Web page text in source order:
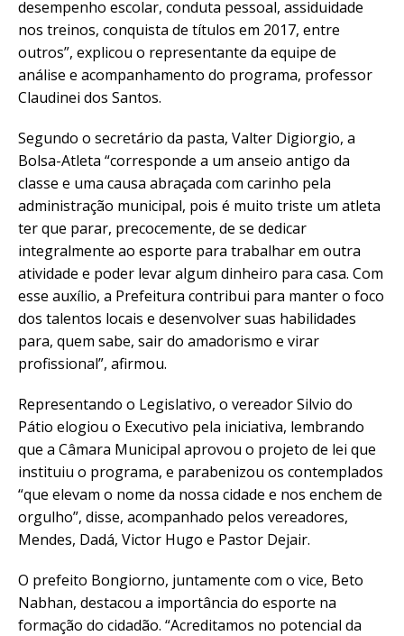
desempenho escolar, conduta pessoal, assiduidade
nos treinos, conquista de títulos em 2017, entre
outros”, explicou o representante da equipe de
análise e acompanhamento do programa, professor
Claudinei dos Santos.
Segundo o secretário da pasta, Valter Digiorgio, a
Bolsa-Atleta “corresponde a um anseio antigo da
classe e uma causa abraçada com carinho pela
administração municipal, pois é muito triste um atleta
ter que parar, precocemente, de se dedicar
integralmente ao esporte para trabalhar em outra
atividade e poder levar algum dinheiro para casa. Com
esse auxílio, a Prefeitura contribui para manter o foco
dos talentos locais e desenvolver suas habilidades
para, quem sabe, sair do amadorismo e virar
profissional”, afirmou.
Representando o Legislativo, o vereador Silvio do
Pátio elogiou o Executivo pela iniciativa, lembrando
que a Câmara Municipal aprovou o projeto de lei que
instituiu o programa, e parabenizou os contemplados
“que elevam o nome da nossa cidade e nos enchem de
orgulho”, disse, acompanhado pelos vereadores,
Mendes, Dadá, Victor Hugo e Pastor Dejair.
O prefeito Bongiorno, juntamente com o vice, Beto
Nabhan, destacou a importância do esporte na
formação do cidadão. “Acreditamos no potencial da